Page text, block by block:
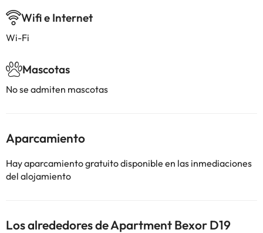
Wifi e Internet
Wi-Fi
Mascotas
No se admiten mascotas
Aparcamiento
Hay aparcamiento gratuito disponible en las inmediaciones
del alojamiento
Los alrededores de Apartment Bexor D19